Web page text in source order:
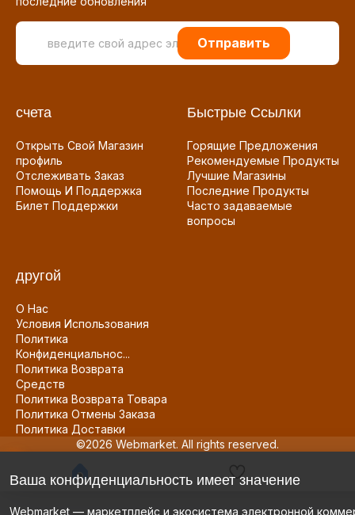
Отправить
счета
Открыть Свой Магазин
профиль
Отслеживать Заказ
Помощь И Поддержка
Билет Поддержки
Быстрые Ссылки
Горящие Предложения
Рекомендуемые Продукты
Лучшие Магазины
Последние Продукты
Часто задаваемые
вопросы
другой
О Нас
Условия Использования
Политика
Конфиденциальнос...
Политика Возврата
Средств
Политика Возврата Товара
Политика Отмены Заказа
Политика Доставки
©2026 Webmarket. All rights reserved.
Ваша конфиденциальность имеет значение
Webmarket — маркетплейс и экосистема электронной